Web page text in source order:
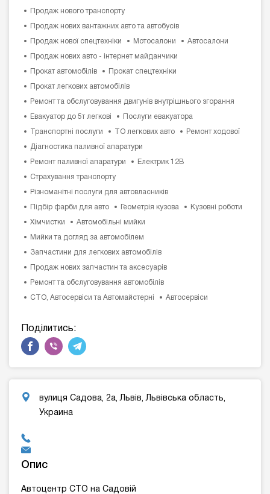
Продаж нового транспорту
Продаж нових вантажних авто та автобусів
Продаж нової спецтехніки Мотосалони Автосалони
Продаж нових авто - інтернет майданчики
Прокат автомобілів Прокат спецтехніки
Прокат легкових автомобілів
Ремонт та обслуговування двигунів внутрішнього згорання
Евакуатор до 5т легкові Послуги евакуатора
Транспортні послуги ТО легкових авто Ремонт ходової
Діагностика паливної апаратури
Ремонт паливної апаратури Електрик 12В
Страхування транспорту
Різноманітні послуги для автовласників
Підбір фарби для авто Геометрія кузова Кузовні роботи
Хімчистки Автомобільні мийки
Мийки та догляд за автомобілем
Запчастини для легкових автомобілів
Продаж нових запчастин та аксесуарів
Ремонт та обслуговування автомобілів
СТО, Автосервіси та Автомайстерні Автосервіси
Поділитись:
вулиця Садова, 2а, Львів, Львівська область,
Украина
Опис
Автоцентр СТО на Садовій